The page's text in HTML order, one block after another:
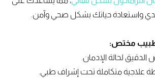
واستعادة حياتك بشكل صحي وآمن.
مختص:
لحالة الإدمان.
علاجية متكاملة تحت إشراف طبي.